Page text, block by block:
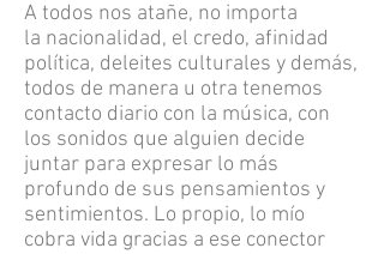
A todos nos atañe, no importa
la nacionalidad, el credo, afinidad
política, deleites culturales y demás,
todos de manera u otra tenemos
contacto diario con la música, con
los sonidos que alguien decide
juntar para expresar lo más
profundo de sus pensamientos y
sentimientos. Lo propio, lo mío
cobra vida gracias a ese conector